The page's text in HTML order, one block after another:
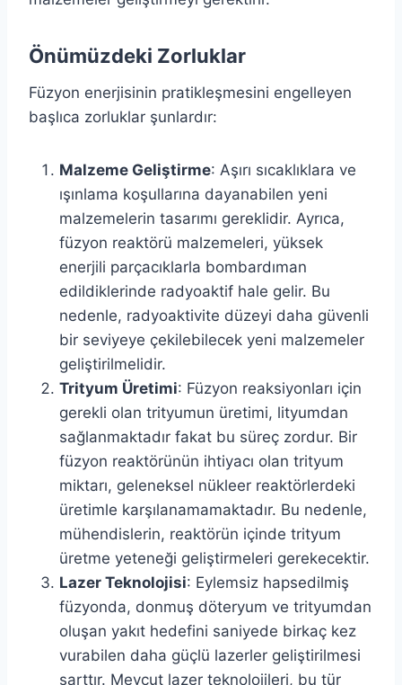
Önümüzdeki Zorluklar
Füzyon enerjisinin pratikleşmesini engelleyen
başlıca zorluklar şunlardır:
Malzeme Geliştirme: Aşırı sıcaklıklara ve
ışınlama koşullarına dayanabilen yeni
malzemelerin tasarımı gereklidir. Ayrıca,
füzyon reaktörü malzemeleri, yüksek
enerjili parçacıklarla bombardıman
edildiklerinde radyoaktif hale gelir. Bu
nedenle, radyoaktivite düzeyi daha güvenli
bir seviyeye çekilebilecek yeni malzemeler
geliştirilmelidir.
Trityum Üretimi: Füzyon reaksiyonları için
gerekli olan trityumun üretimi, lityumdan
sağlanmaktadır fakat bu süreç zordur. Bir
füzyon reaktörünün ihtiyacı olan trityum
miktarı, geleneksel nükleer reaktörlerdeki
üretimle karşılanamamaktadır. Bu nedenle,
mühendislerin, reaktörün içinde trityum
üretme yeteneği geliştirmeleri gerekecektir.
Lazer Teknolojisi: Eylemsiz hapsedilmiş
füzyonda, donmuş döteryum ve trityumdan
oluşan yakıt hedefini saniyede birkaç kez
vurabilen daha güçlü lazerler geliştirilmesi
şarttır. Mevcut lazer teknolojileri, bu tür